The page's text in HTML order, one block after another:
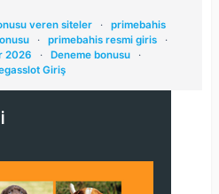
veren siteler ·
primebahis
· primebahis resmi giris
·
2026
· Deneme bonusu
·
Giriş